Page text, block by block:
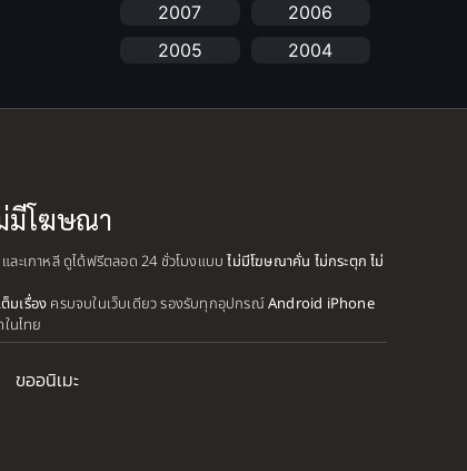
Bitch (ผู้หญิงร่าน)(1)
2007
2006
2005
2004
1990
1989
มีโฆษณา
ะเกาหลี ดูได้ฟรีตลอด 24 ชั่วโมงแบบไม่มีโฆษณาคั่น ไม่กระตุก ไม่
มเรื่อง ครบจบในเว็บเดียว รองรับทุกอุปกรณ์Android iPhone
นไทย
ขออนิเมะ